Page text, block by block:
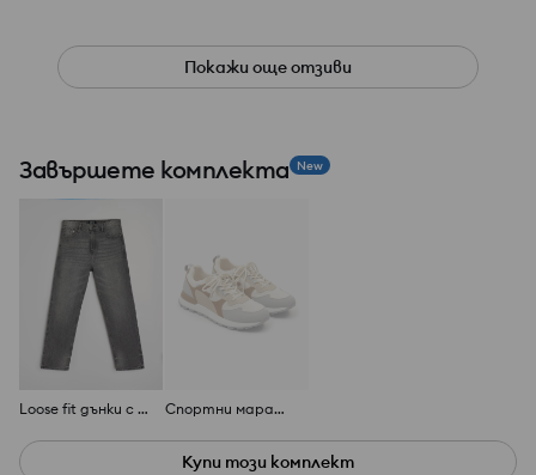
Покажи още отзиви
Завършете комплекта New
Loose fit дънки с ефект на изпиране Спортни маратонки
Купи този комплект